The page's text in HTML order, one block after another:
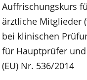
Auffrischungskurs
ärztliche Mitglieder
bei klinischen
für Hauptprüfer
(EU) Nr. 536/2014